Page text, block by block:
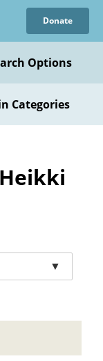
Donate
Options
Categories
▼